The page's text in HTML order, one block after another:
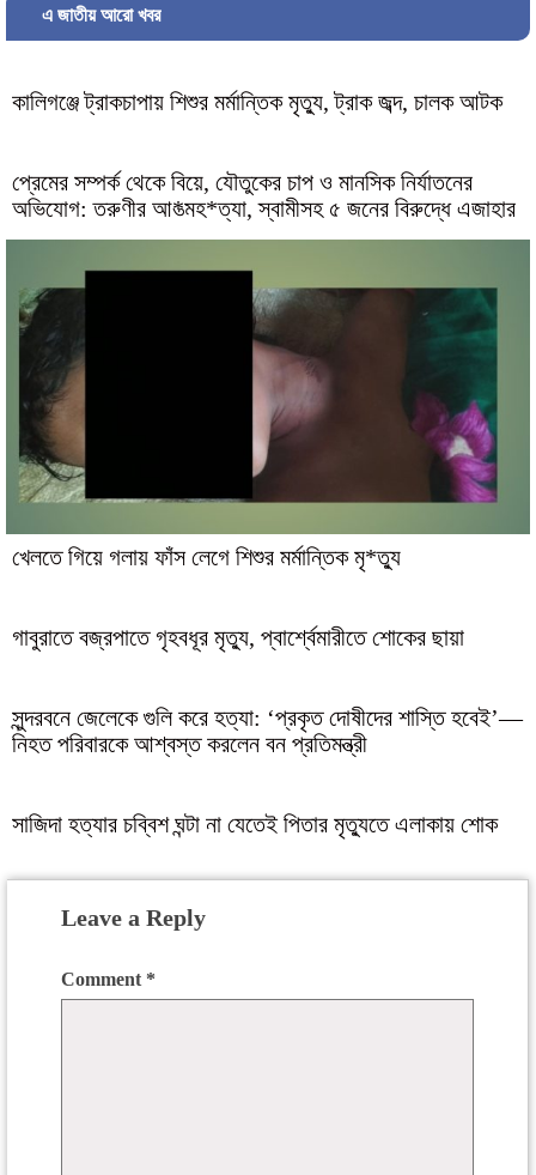
এ জাতীয় আরো খবর
কালিগঞ্জে ট্রাকচাপায় শিশুর মর্মান্তিক মৃত্যু, ট্রাক জব্দ, চালক আটক
প্রেমের সম্পর্ক থেকে বিয়ে, যৌতুকের চাপ ও মানসিক নির্যাতনের
অভিযোগ: তরুণীর আ*ত্মহ*ত্যা, স্বামীসহ ৫ জনের বিরুদ্ধে এজাহার
খেলতে গিয়ে গলায় ফাঁস লেগে শিশুর মর্মান্তিক মৃ*ত্যু
গাবুরাতে বজ্রপাতে গৃহবধূর মৃত্যু, প্বার্শ্বেমারীতে শোকের ছায়া
সুন্দরবনে জেলেকে গুলি করে হত্যা: ‘প্রকৃত দোষীদের শাস্তি হবেই’—
নিহত পরিবারকে আশ্বস্ত করলেন বন প্রতিমন্ত্রী
সাজিদা হত্যার চব্বিশ ঘন্টা না যেতেই পিতার মৃত্যুতে এলাকায় শোক
Leave a Reply
Comment *